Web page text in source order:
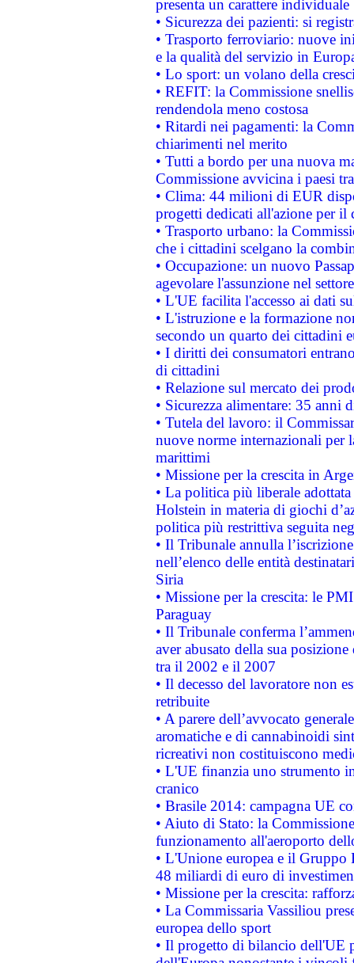
presenta un carattere individuale
• Sicurezza dei pazienti: si
• Trasporto ferroviario: nuove
e la qualità del servizio in
• Lo sport: un volano della
• REFIT: la Commissione
rendendola meno costosa
• Ritardi nei pagamenti: la
chiarimenti nel merito
• Tutti a bordo per una nuova
Commissione avvicina i paesi
• Clima: 44 milioni di EUR
progetti dedicati all'azione per il
• Trasporto urbano: la
che i cittadini scelgano la
• Occupazione: un nuovo
agevolare l'assunzione nel
• L'UE facilita l'accesso ai dati
• L'istruzione e la formazione
secondo un quarto dei cittadini
• I diritti dei consumatori
di cittadini
• Relazione sul mercato dei
• Sicurezza alimentare: 35 anni
• Tutela del lavoro: il
nuove norme internazionali per
marittimi
• Missione per la crescita in
• La politica più liberale
Holstein in materia di giochi
politica più restrittiva seguita
• Il Tribunale annulla
nell’elenco delle entità
Siria
• Missione per la crescita: le
Paraguay
• Il Tribunale conferma
aver abusato della sua
tra il 2002 e il 2007
• Il decesso del lavoratore non
retribuite
• A parere dell’avvocato
aromatiche e di cannabinoidi
ricreativi non costituiscono
• L'UE finanzia uno strumento
cranico
• Brasile 2014: campagna UE
• Aiuto di Stato: la
funzionamento all'aeroporto
• L'Unione europea e il
48 miliardi di euro di
• Missione per la crescita:
• La Commissaria Vassiliou
europea dello sport
• Il progetto di bilancio dell'UE